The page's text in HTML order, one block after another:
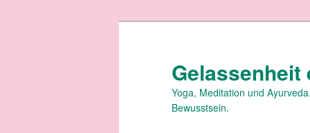
Gelassenheit
Yoga, Meditation und
Bewusstsein.